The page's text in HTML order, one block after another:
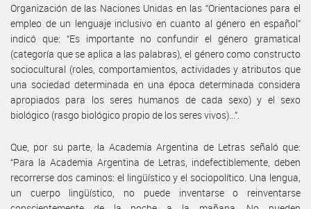
Organización de las Naciones Unidas en las “Orientaciones para el
empleo de un lenguaje inclusivo en cuanto al género en español”
indicó que: “Es importante no confundir el género gramatical
(categoría que se aplica a las palabras), el género como constructo
sociocultural (roles, comportamientos, actividades y atributos que
una sociedad determinada en una época determinada considera
apropiados para los seres humanos de cada sexo) y el sexo
biológico (rasgo biológico propio de los seres vivos)...”.
Que, por su parte, la Academia Argentina de Letras señaló que:
“Para la Academia Argentina de Letras, indefectiblemente, deben
recorrerse dos caminos: el lingüístico y el sociopolítico. Una lengua,
un cuerpo lingüístico, no puede inventarse o reinventarse